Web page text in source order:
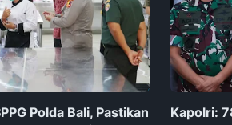
Polda Bali, Pastikan
Kapolri: